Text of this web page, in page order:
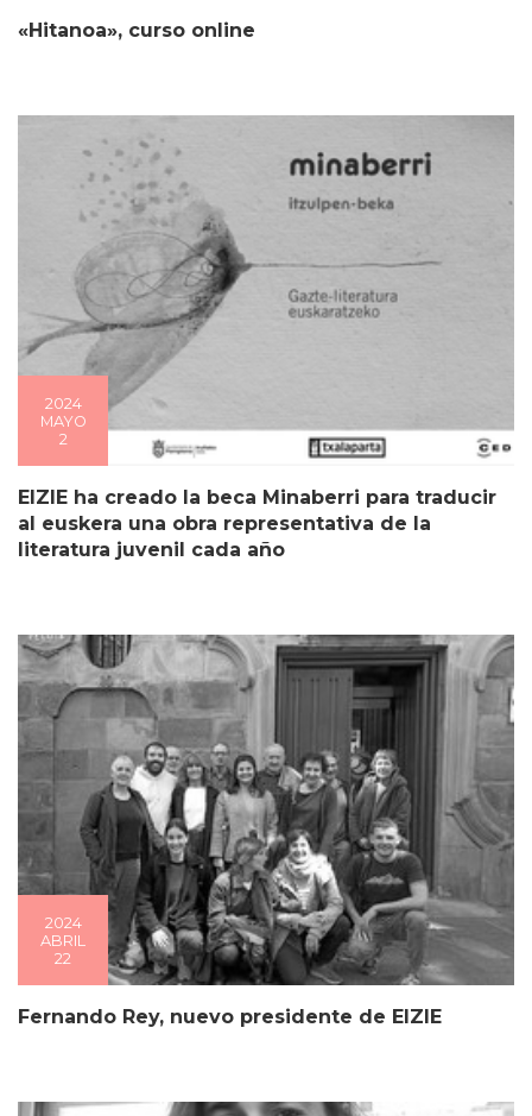
«Hitanoa», curso online
2024
MAYO
2
EIZIE ha creado la beca Minaberri para traducir
al euskera una obra representativa de la
literatura juvenil cada año
2024
ABRIL
22
Fernando Rey, nuevo presidente de EIZIE